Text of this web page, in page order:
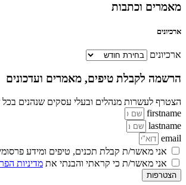
מאמרים וכתבות
ארכיונים
ארכיונים
הרשמה לקבלת טיפים, מאמרים ועדכונים
הצטרף לעשרות מנהלים ובעלי עסקים שנהנים בכל
firstname
lastname
email
אני מאשר/ת קבלת תכנים, טיפים ומידע
אני מאשר/ת כי קראתי והבנתי את מדיניות
הצטרפות